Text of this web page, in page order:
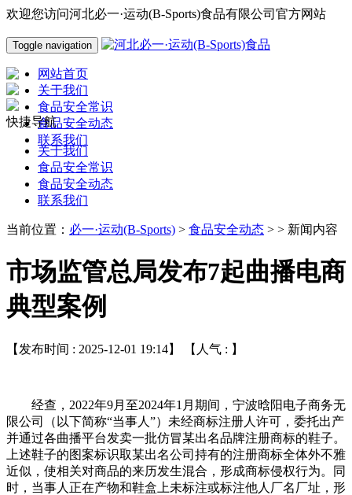
欢迎您访问河北必一·运动(B-Sports)食品有限公司官方网站
Toggle navigation
网站首页
关于我们
食品安全常识
食品安全动态
联系我们
快捷导航
关于我们
食品安全常识
食品安全动态
联系我们
当前位置： 必一·运动(B-Sports) > 食品安全动态 > > 新闻内容
市场监管总局发布7起曲播电商
典型案例
【发布时间 : 2025-12-01 19:14】 【人气 : 】
经查，2022年9月至2024年1月期间，宁波晗阳电子商务无
限公司（以下简称“当事人”）未经商标注册人许可，委托出产
并通过各曲播平台发卖一批仿冒某出名品牌注册商标的鞋子。
上述鞋子的图案标识取某出名公司持有的注册商标全体外不雅
近似，使相关对商品的来历发生混合，形成商标侵权行为。同
时，当事人正在产物和鞋盒上未标注或标注他人厂名厂址，形